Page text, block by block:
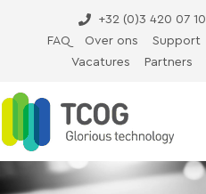
+32 (0)3 420 07 10
FAQ
Over ons Support
Vacatures
Partners